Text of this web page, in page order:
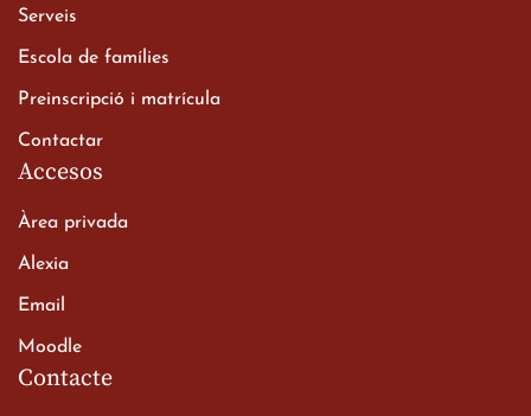
Contacte
Serveis
Escola de famílies
Preinscripció i matrícula
Contactar
Accesos
Àrea privada
Alexia
Email
Moodle